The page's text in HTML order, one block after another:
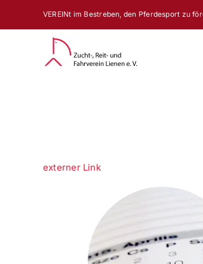
VEREINt im Bestreben, den Pferdesport zu
externer Link